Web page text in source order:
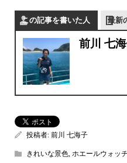
この記事を書いた人 最新
前川 七
投稿者: 前川 七海子
きれいな景色, ホエールウォッ